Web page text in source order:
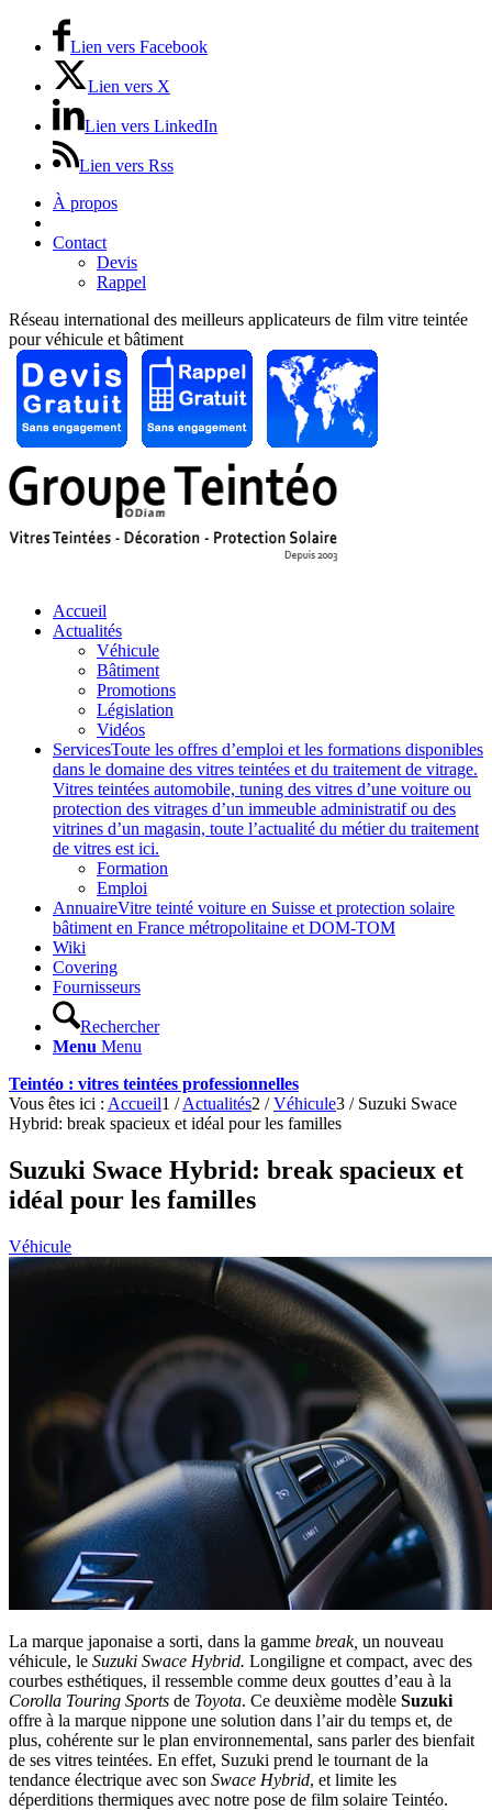
Lien vers Facebook
Lien vers X
Lien vers LinkedIn
Lien vers Rss
À propos
Contact
Devis
Rappel
Réseau international des meilleurs applicateurs de film vitre teintée
pour véhicule et bâtiment
Accueil
Actualités
Véhicule
Bâtiment
Promotions
Législation
Vidéos
ServicesToute les offres d’emploi et les formations disponibles
dans le domaine des vitres teintées et du traitement de vitrage.
Vitres teintées automobile, tuning des vitres d’une voiture ou
protection des vitrages d’un immeuble administratif ou des
vitrines d’un magasin, toute l’actualité du métier du traitement
de vitres est ici.
Formation
Emploi
AnnuaireVitre teinté voiture en Suisse et protection solaire
bâtiment en France métropolitaine et DOM-TOM
Wiki
Covering
Fournisseurs
Rechercher
Menu Menu
Teintéo : vitres teintées professionnelles
Vous êtes ici : Accueil1 / Actualités2 / Véhicule3 / Suzuki Swace
Hybrid: break spacieux et idéal pour les familles
Suzuki Swace Hybrid: break spacieux et
idéal pour les familles
Véhicule
La marque japonaise a sorti, dans la gamme break, un nouveau
véhicule, le Suzuki Swace Hybrid. Longiligne et compact, avec des
courbes esthétiques, il ressemble comme deux gouttes d’eau à la
Corolla Touring Sports de Toyota. Ce deuxième modèle Suzuki
offre à la marque nippone une solution dans l’air du temps et, de
plus, cohérente sur le plan environnemental, sans parler des bienfait
de ses vitres teintées. En effet, Suzuki prend le tournant de la
tendance électrique avec son Swace Hybrid, et limite les
déperditions thermiques avec notre pose de film solaire Teintéo.